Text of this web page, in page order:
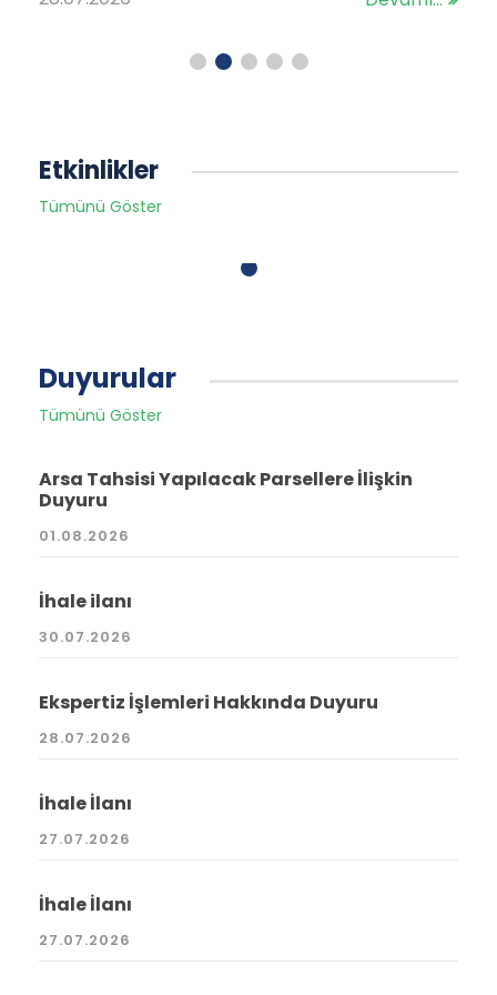
Etkinlikler
Tümünü Göster
Duyurular
Tümünü Göster
Arsa Tahsisi Yapılacak Parsellere İlişkin
Duyuru
01.08.2026
İhale ilanı
30.07.2026
Ekspertiz İşlemleri Hakkında Duyuru
28.07.2026
İhale İlanı
27.07.2026
İhale İlanı
27.07.2026